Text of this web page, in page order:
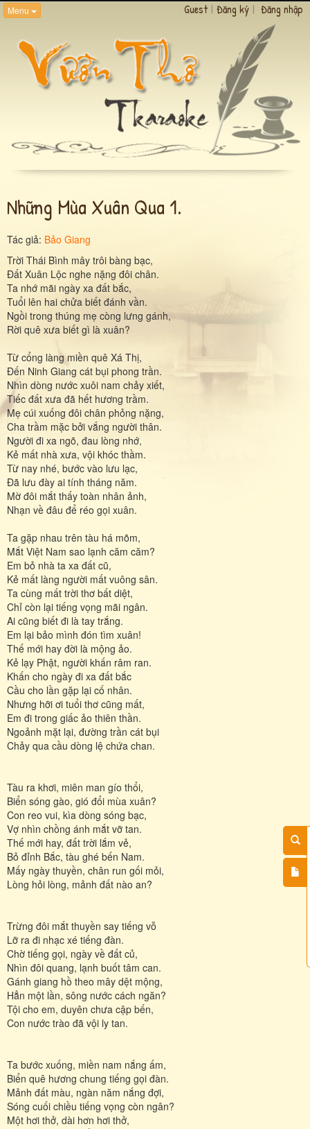
Menu Guest | Đăng ký | Đăng nhập
Những Mùa Xuân Qua 1.
Tác giả: Bảo Giang
Trời Thái Bình mây trôi bàng bạc,
Ðất Xuân Lộc nghe nặng đôi chân.
Ta nhớ mãi ngày xa đất bắc,
Tuổi lên hai chửa biết đánh vần.
Ngồi trong thúng mẹ còng lưng gánh,
Rời quê xưa biết gì là xuân?
Từ cổng làng miền quê Xá Thị,
Ðến Ninh Giang cát bụi phong trần.
Nhìn dòng nước xuôi nam chảy xiết,
Tiếc đất xưa đã hết hương trầm.
Mẹ cúi xuống đôi chân phỏng nặng,
Cha trầm mặc bởi vắng người thân.
Người đi xa ngõ, đau lòng nhớ,
Kẻ mất nhà xưa, vội khóc thầm.
Từ nay nhé, bước vào lưu lạc,
Ðã lưu đày ai tính tháng năm.
Mờ đôi mắt thấy toàn nhân ảnh,
Nhạn về đâu để réo gọi xuân.
Ta gặp nhau trên tàu há mõm,
Mắt Việt Nam sao lạnh căm căm?
Em bỏ nhà ta xa đất cũ,
Kẻ mất làng người mất vuông sân.
Ta cùng mất trời thơ bất diệt,
Chỉ còn lại tiếng vọng mãi ngân.
Ai cũng biết đi là tay trắng.
Em lại bảo mình đón tìm xuân!
Thế mới hay đời là mộng ảo.
Kẻ lạy Phật, người khấn râm ran.
Khấn cho ngày đi xa đất bắc
Cầu cho lần gặp lại cố nhân.
Nhưng hỡi ơi tuổi thơ cũng mất,
Em đi trong giấc ảo thiên thần.
Ngoảnh mặt lại, đường trần cát bụi
Chảy qua cầu dòng lệ chứa chan.
Tàu ra khơi, miên man gío thổi,
Biển sóng gào, gió đổi mùa xuân?
Con reo vui, kìa dòng sóng bạc,
Vợ nhìn chồng ánh mắt vỡ tan.
Thế mới hay, đất trời lắm vẻ,
Bỏ đỉnh Bắc, tàu ghé bến Nam.
Mấy ngày thuyền, chân run gối mỏi,
Lòng hỏi lòng, mảnh đất nào an?
Trừng đôi mắt thuyền say tiếng vỗ
Lỡ ra đi nhạc xé tiếng đàn.
Chờ tiếng gọi, ngày về đất củ,
Nhìn đôi quang, lạnh buốt tâm can.
Gánh giang hồ theo mây dệt mộng,
Hẳn một lần, sông nước cách ngăn?
Tội cho em, duyên chưa cập bến,
Con nước trào đã vội ly tan.
Ta bước xuống, miền nam nắng ấm,
Biển quê hương chung tiếng gọi đàn.
Mảnh đất màu, ngàn năm nắng đợi,
Sóng cuối chiều tiếng vọng còn ngân?
Một hơi thở, dài hơn hơi thở,